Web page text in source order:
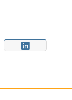
CONDIVIDI